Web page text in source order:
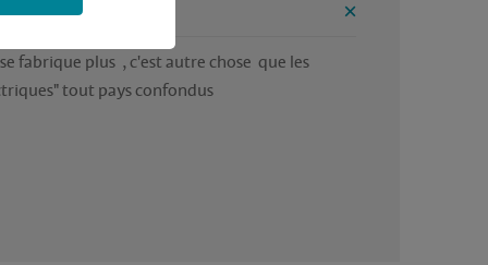
fabrique plus  , c'est autre chose  que les
tout pays confondus